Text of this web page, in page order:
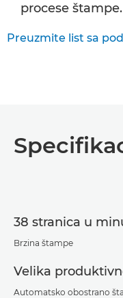
procese štampe.
Preuzmite list sa
38 stranica u
Brzina štampe
Velika
Automatsko obostrano